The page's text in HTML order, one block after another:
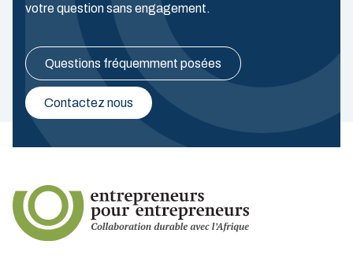
votre question sans engagement.
Questions fréquemment posées
Contactez nous